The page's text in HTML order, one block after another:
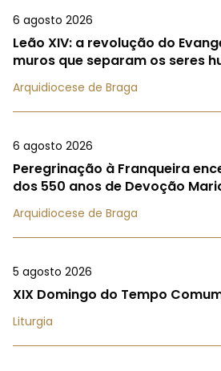
6 agosto 2026
Leão XIV: a revolução do
muros que separam os seres
Arquidiocese de Braga
6 agosto 2026
Peregrinação à Franqueira
dos 550 anos de Devoção
Arquidiocese de Braga
5 agosto 2026
XIX Domingo do Tempo
Liturgia